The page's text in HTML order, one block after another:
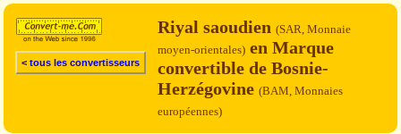
< tous les convertisseurs
Riyal saoudien (SAR, Monnaie
moyen-orientales) en Marque
convertible de Bosnie-
Herzégovine (BAM, Monnaies
européennes)